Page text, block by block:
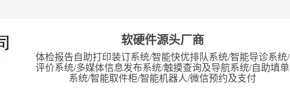
软硬件源头厂商
体检报告自助打印装订系统/智能快优排队系统/智能导诊系统/
评价系统/多媒体信息发布系统/触摸查询及导航系统/自助填单
系统/智能取件柜/智能机器人/微信预约及支付